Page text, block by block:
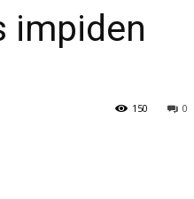
impiden
0
150